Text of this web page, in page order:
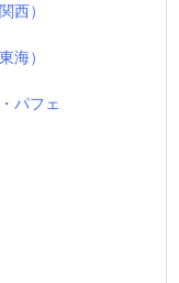
西）
海）
パフェ